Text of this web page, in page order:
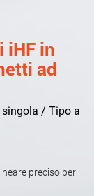
iHF in
ad
/ Tipo a
preciso per